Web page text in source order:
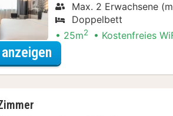
Max. 2 Erwachsene
Doppelbett
25m2 Kostenfreies